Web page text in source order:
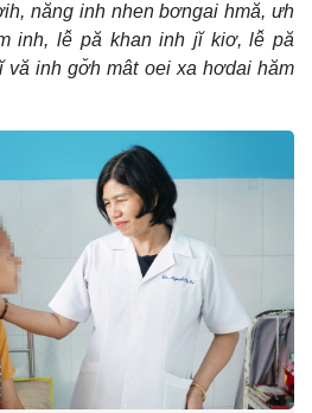
năng inh nhen bơngai hmă, ưh
inh, lê̆ pă khan inh jĭ kiơ, lê̆ pă
vă inh gơ̆h mât oei xa hơdai hăm